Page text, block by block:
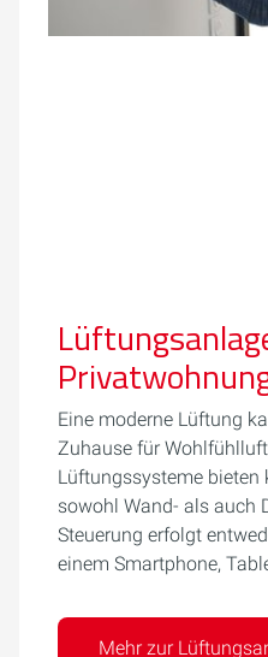
Eine moderne Lüftung
Zuhause für
Lüftungssysteme
sowohl Wand- als auch
Steuerung erfolgt
einem Smartphone,
Mehr zur